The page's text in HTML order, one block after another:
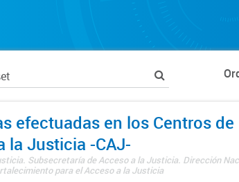
efectuadas en los Centros de
la Justicia -CAJ-
Subsecretaría de Acceso a la Justicia. Dirección
para el Acceso a la Justicia